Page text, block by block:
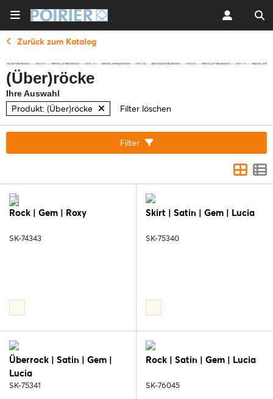
Zurück zum Katalog
(Über)röcke
Ihre Auswahl
Produkt: (Über)röcke Filter löschen
Filter
Rock | Gem | Roxy
SK-74343
Skirt | Satin | Gem | Lucia
SK-75340
Überrock | Satin | Gem |
Lucia
SK-75341
Rock | Satin | Gem | Lucia
SK-76045